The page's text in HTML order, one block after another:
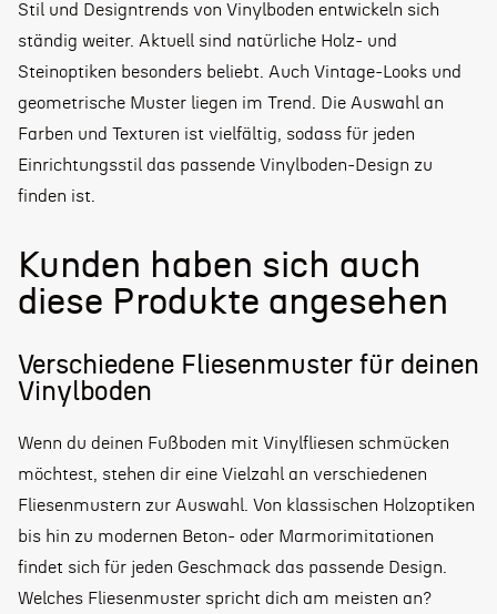
Stil und Designtrends von Vinylboden entwickeln sich
ständig weiter. Aktuell sind natürliche Holz- und
Steinoptiken besonders beliebt. Auch Vintage-Looks und
geometrische Muster liegen im Trend. Die Auswahl an
Farben und Texturen ist vielfältig, sodass für jeden
Einrichtungsstil das passende Vinylboden-Design zu
finden ist.
Kunden haben sich auch
diese Produkte angesehen
Verschiedene Fliesenmuster für deinen
Vinylboden
Wenn du deinen Fußboden mit Vinylfliesen schmücken
möchtest, stehen dir eine Vielzahl an verschiedenen
Fliesenmustern zur Auswahl. Von klassischen Holzoptiken
bis hin zu modernen Beton- oder Marmorimitationen
findet sich für jeden Geschmack das passende Design.
Welches Fliesenmuster spricht dich am meisten an?